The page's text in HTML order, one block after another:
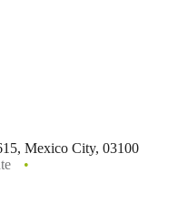
Mexico City, 03100